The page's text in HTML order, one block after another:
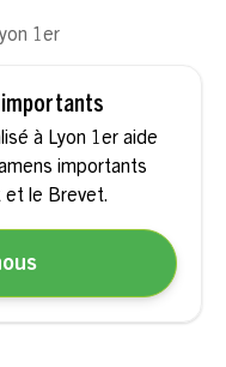
1er
importants
à Lyon 1er aide
importants
et le Brevet.